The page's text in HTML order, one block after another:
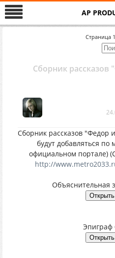
AP
Страница 1
Сборник рассказов
Сборник рассказов "Федор
будут добавляться
официальном портале)
http://
Объяснительная
Эпиграф